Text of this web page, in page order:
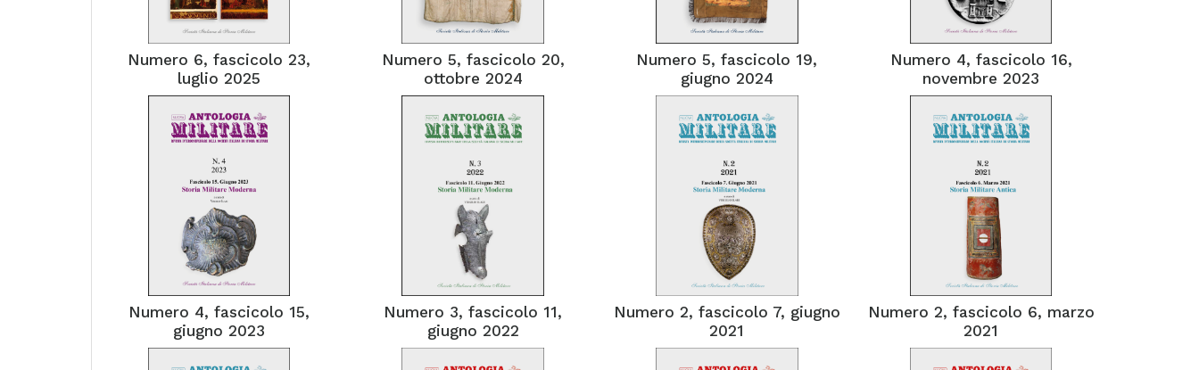
Numero 6, fascicolo 23,
luglio 2025
Numero 5, fascicolo 20,
ottobre 2024
Numero 5, fascicolo 19,
giugno 2024
Numero 4, fascicolo 16,
novembre 2023
Numero 4, fascicolo 15,
giugno 2023
Numero 3, fascicolo 11,
giugno 2022
Numero 2, fascicolo 7, giugno
2021
Numero 2, fascicolo 6, marzo
2021